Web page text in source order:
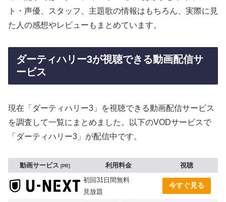
ト・声優、スタッフ、主題歌の情報はもちろん、実際に見
た人の感想やレビューもまとめています。
ダーティハリー3が視聴できる動画配信サ
ービス
現在「ダーティハリー3」を視聴できる動画配信サービス
を調査して一覧にまとめました。以下のVODサービスで
「ダーティハリー3」が配信中です。
動画サービス PR 利用料金
視聴
初回31日間無料
見放題
今すぐ見る